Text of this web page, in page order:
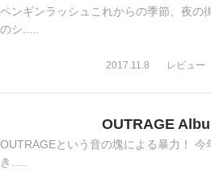
ペンギンラッシュこれからの季節、夜の
のシ.....
2017.11.8 レビュ
OUTRAGE
OUTRAGEという音の塊による暴力！
き.....